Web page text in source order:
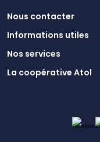
Nous contacter
Informations utiles
Nos services
La coopérative Atol